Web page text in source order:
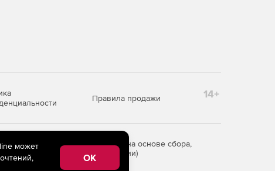
Правила продажи 14+
предоставления информации на основе сбора,
Российской Федерации)
может
OK